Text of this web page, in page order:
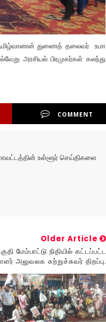
தமிழ்வாணன் துணைத் தலைவர் உமா
அரசியல் பிரமுகர்கள் கலந்து
COMMENT
உள்ளூர் செய்திகளை
Older Article
மேம்பாட்டு நிதியில் கட்டப்பட்ட
அலுவலக சுற்றுச்சுவர் திறப்பு.